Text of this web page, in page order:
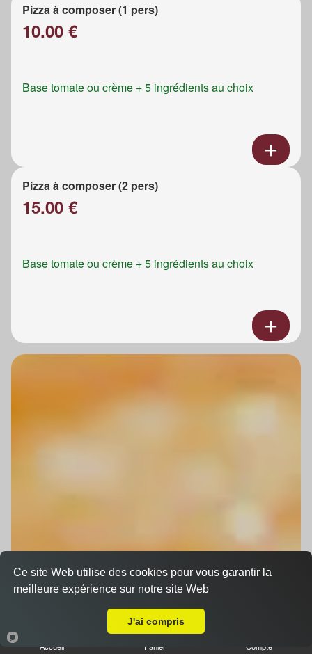
Pizza à composer (1 pers)
10.00 €
Base tomate ou crème + 5 ingrédients au choix
Pizza à composer (2 pers)
15.00 €
Base tomate ou crème + 5 ingrédients au choix
Accueil Panier Compte
Ce site Web utilise des cookies pour vous garantir la
meilleure expérience sur notre site Web
J'ai compris